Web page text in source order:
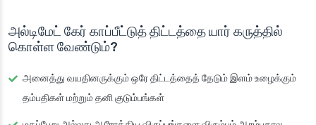
அல்டிமேட் கேர் காப்பீட்டுத் திட்டத்தை யார் கருத்தில்
கொள்ள வேண்டும்?
அனைத்து வயதினருக்கும் ஒரே திட்டத்தைத் தேடும் இளம் உழைக்கும்
தம்பதிகள் மற்றும் தனி குடும்பங்கள்